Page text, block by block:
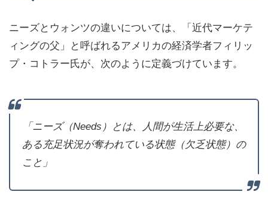
ニーズとウォンツの違いについては、「近代マーケテ
ィングの父」と呼ばれるアメリカの経済学者フィリッ
プ・コトラー氏が、次のように定義づけています。
「ニーズ（Needs）とは、人間が生活上必要な、
ある充足状況が奪われている状態（欠乏状態）の
こと」